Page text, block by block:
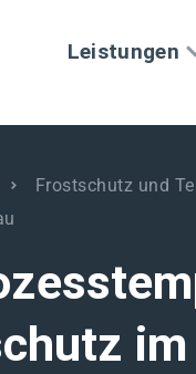
Leistungen
Frostschutz und
im